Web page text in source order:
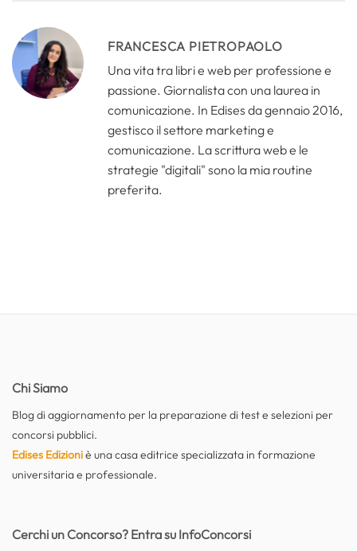
FRANCESCA PIETROPAOLO
Una vita tra libri e web per professione e
passione. Giornalista con una laurea in
comunicazione. In Edises da gennaio 2016,
gestisco il settore marketing e
comunicazione. La scrittura web e le
strategie "digitali" sono la mia routine
preferita.
Chi Siamo
Blog di aggiornamento per la preparazione di test e selezioni per
concorsi pubblici.
Edises Edizioniè una casa editrice specializzata in formazione
universitaria e professionale.
Cerchi un Concorso? Entra su InfoConcorsi